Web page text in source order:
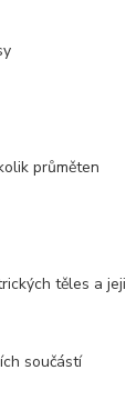
průměten
těles a
součástí